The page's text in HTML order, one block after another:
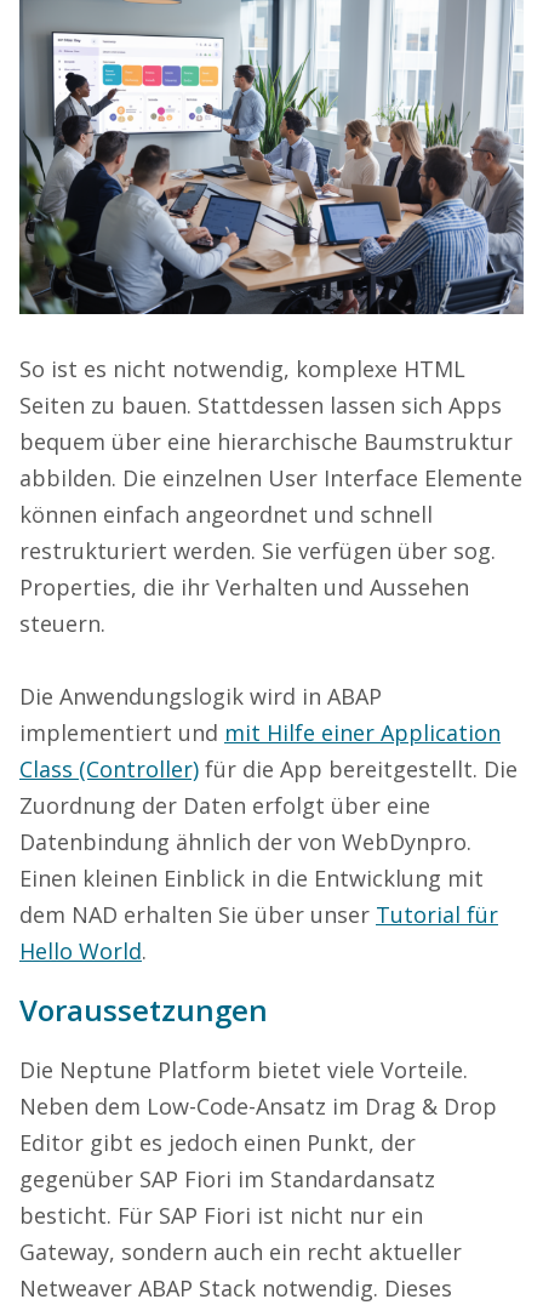
So ist es nicht notwendig, komplexe HTML
Seiten zu bauen. Stattdessen lassen sich Apps
bequem über eine hierarchische Baumstruktur
abbilden. Die einzelnen User Interface Elemente
können einfach angeordnet und schnell
restrukturiert werden. Sie verfügen über sog.
Properties, die ihr Verhalten und Aussehen
steuern.
Die Anwendungslogik wird in ABAP
implementiert und mit Hilfe einer Application
Class (Controller) für die App bereitgestellt. Die
Zuordnung der Daten erfolgt über eine
Datenbindung ähnlich der von WebDynpro.
Einen kleinen Einblick in die Entwicklung mit
dem NAD erhalten Sie über unser Tutorial für
Hello World.
Voraussetzungen
Die Neptune Platform bietet viele Vorteile.
Neben dem Low-Code-Ansatz im Drag & Drop
Editor gibt es jedoch einen Punkt, der
gegenüber SAP Fiori im Standardansatz
besticht. Für SAP Fiori ist nicht nur ein
Gateway, sondern auch ein recht aktueller
Netweaver ABAP Stack notwendig. Dieses